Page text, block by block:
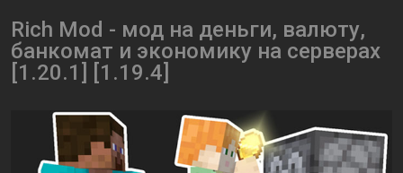
Rich Mod - мод на деньги, валюту,
банкомат и экономику на серверах
[1.20.1] [1.19.4]